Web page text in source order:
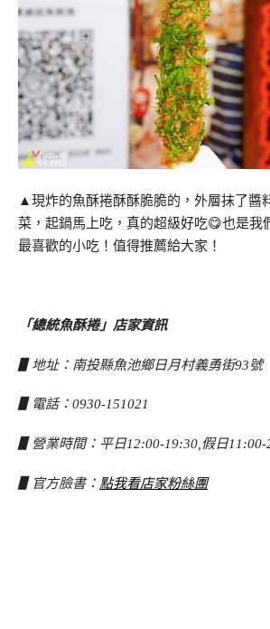
▲現炸的魚酥捲酥酥脆脆的，外層抹了醬
菜，起鍋馬上吃，真的超級好吃😋也是我
最喜歡的小吃！值得推薦給大家！
「總統魚酥捲」店家資訊
▋地址：南投縣魚池鄉日月村義勇街93號
▋電話：0930-151021
▋營業時間：平日12:00-19:30,假日11:00-
▋官方臉書： 點我看店家粉絲團